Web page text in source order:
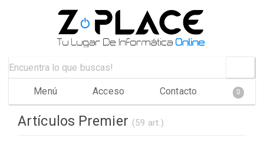
Menú Acceso Contacto 0
Artículos Premier (59 art.)